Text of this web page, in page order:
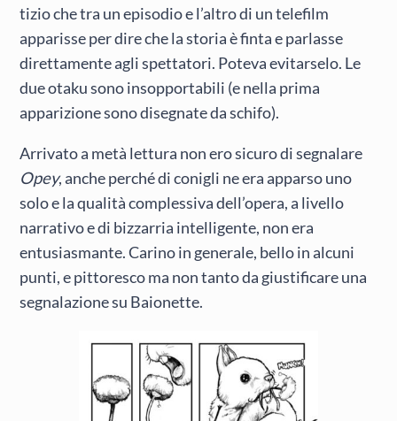
tizio che tra un episodio e l’altro di un telefilm
apparisse per dire che la storia è finta e parlasse
direttamente agli spettatori. Poteva evitarselo. Le
due otaku sono insopportabili (e nella prima
apparizione sono disegnate da schifo).
Arrivato a metà lettura non ero sicuro di segnalare
Opey, anche perché di conigli ne era apparso uno
solo e la qualità complessiva dell’opera, a livello
narrativo e di bizzarria intelligente, non era
entusiasmante. Carino in generale, bello in alcuni
punti, e pittoresco ma non tanto da giustificare una
segnalazione su Baionette.